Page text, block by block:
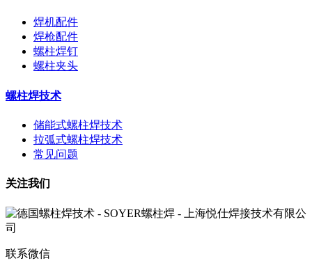
焊机配件
焊枪配件
螺柱焊钉
螺柱夹头
螺柱焊技术
储能式螺柱焊技术
拉弧式螺柱焊技术
常见问题
关注我们
联系微信